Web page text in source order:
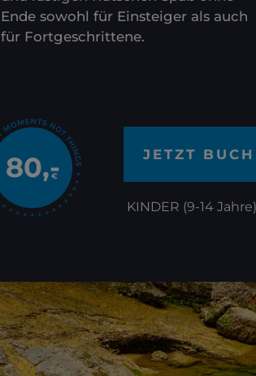
Ende sowohl für Einsteiger als auch
für Fortgeschrittene.
80,-
€
JETZT
KINDER (9-14